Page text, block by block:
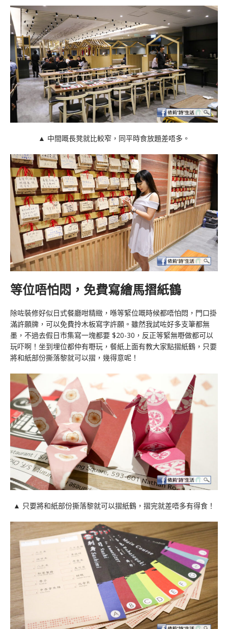
▲ 中間嘅長凳就比較窄，同平時食放題差唔多。
等位唔怕悶，免費寫繪馬摺紙鶴
除咗裝修好似日式餐廳咁精緻，喺等緊位嘅時候都唔怕悶，門口掛
滿許願牌，可以免費拎木板寫字許願。雖然我試咗好多支筆都無
墨，不過去假日市集寫一塊都要 $20-30，反正等緊無嘢做都可以
玩吓啊！坐到埋位都仲有嘢玩，餐紙上面有教大家點摺紙鶴，只要
將和紙部份撕落黎就可以摺，幾得意呢！
▲ 只要將和紙部份撕落黎就可以摺紙鶴，摺完就差唔多有得食！